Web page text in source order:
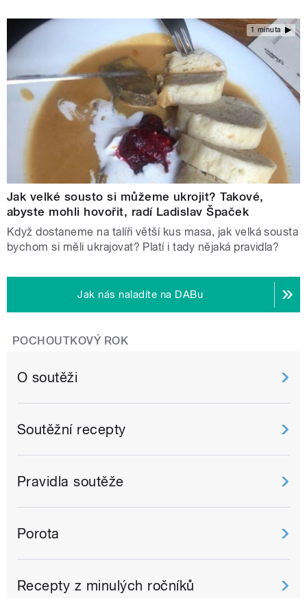
1 minuta
Jak velké sousto si můžeme ukrojit? Takové,
abyste mohli hovořit, radí Ladislav Špaček
Když dostaneme na talíři větší kus masa, jak velká sousta
bychom si měli ukrajovat? Platí i tady nějaká pravidla?
Jak nás naladíte na DABu
POCHOUTKOVÝ ROK
O soutěži
Soutěžní recepty
Pravidla soutěže
Porota
Recepty z minulých ročníků